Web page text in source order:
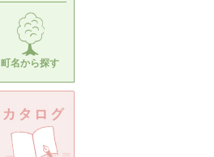
町名から探す